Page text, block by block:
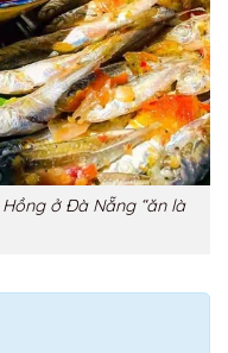
ở Đà Nẵng “ăn là